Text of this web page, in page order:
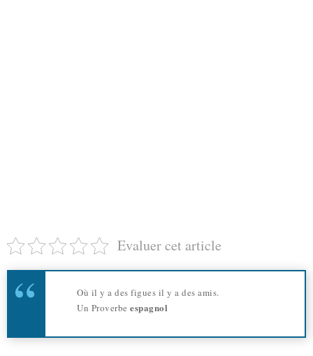
Evaluer cet article
Où il y a des figues il y a des amis.
Un Proverbe espagnol